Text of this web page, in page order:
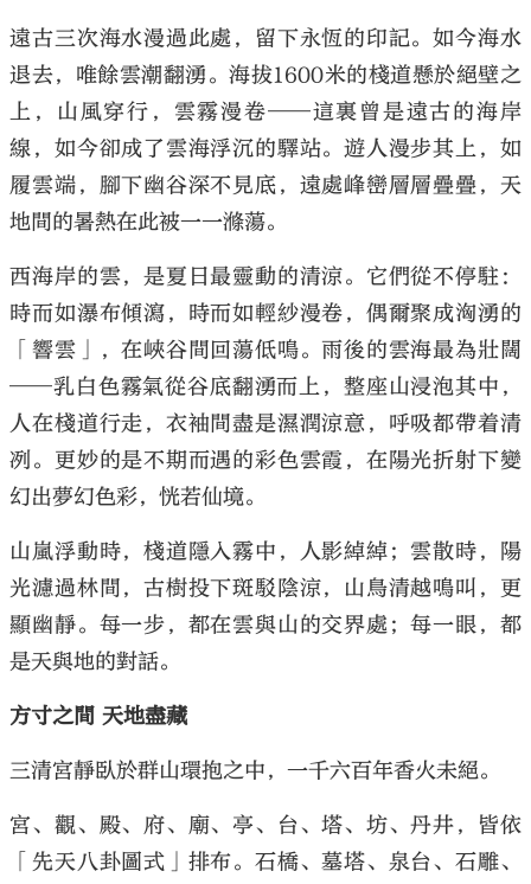
遠古三次海水漫過此處，留下永恆的印記。如今海水
退去，唯餘雲潮翻湧。海拔1600米的棧道懸於絕壁之
上，山風穿行，雲霧漫卷——這裏曾是遠古的海岸
線，如今卻成了雲海浮沉的驛站。遊人漫步其上，如
履雲端，腳下幽谷深不見底，遠處峰巒層層疊疊，天
地間的暑熱在此被一一滌蕩。
西海岸的雲，是夏日最靈動的清涼。它們從不停駐：
時而如瀑布傾瀉，時而如輕紗漫卷，偶爾聚成洶湧的
「響雲」，在峽谷間回蕩低鳴。雨後的雲海最為壯闊
——乳白色霧氣從谷底翻湧而上，整座山浸泡其中，
人在棧道行走，衣袖間盡是濕潤涼意，呼吸都帶着清
冽。更妙的是不期而遇的彩色雲霞，在陽光折射下變
幻出夢幻色彩，恍若仙境。
山嵐浮動時，棧道隱入霧中，人影綽綽；雲散時，陽
光濾過林間，古樹投下斑駁陰涼，山鳥清越鳴叫，更
顯幽靜。每一步，都在雲與山的交界處；每一眼，都
是天與地的對話。
方寸之間 天地盡藏
三清宮靜臥於群山環抱之中，一千六百年香火未絕。
宮、觀、殿、府、廟、亭、台、塔、坊、丹井，皆依
「先天八卦圖式」排布。石橋、墓塔、泉台、石雕、